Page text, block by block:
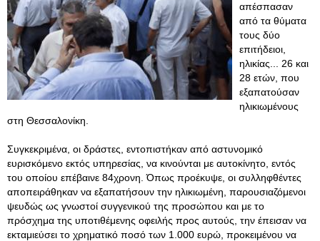
απέσπασαν
από τα θύματα
τους δύο
επιτήδειοι,
ηλικίας... 26 και
28 ετών, που
εξαπατούσαν
ηλικιωμένους
στη Θεσσαλονίκη.
Συγκεκριμένα, οι δράστες, εντοπιστήκαν από αστυνομικό
ευρισκόμενο εκτός υπηρεσίας, να κινούνται με αυτοκίνητο, εντός
του οποίου επέβαινε 84χρονη. Όπως προέκυψε, οι συλληφθέντες
αποπειράθηκαν να εξαπατήσουν την ηλικιωμένη, παρουσιαζόμενοι
ψευδώς ως γνωστοί συγγενικού της προσώπου και με το
πρόσχημα της υποτιθέμενης οφειλής προς αυτούς, την έπεισαν να
εκταμιεύσει το χρηματικό ποσό των 1.000 ευρώ, προκειμένου να